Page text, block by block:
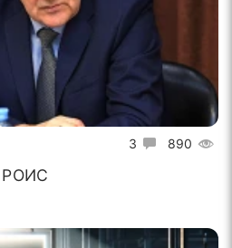
3 890
РОИС